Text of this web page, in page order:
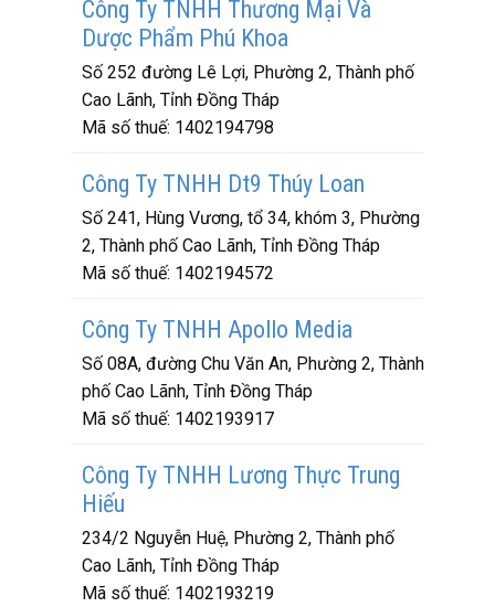
Công Ty TNHH Thương Mại Và
Dược Phẩm Phú Khoa
Số 252 đường Lê Lợi, Phường 2, Thành phố
Cao Lãnh, Tỉnh Đồng Tháp
Mã số thuế: 1402194798
Công Ty TNHH Dt9 Thúy Loan
Số 241, Hùng Vương, tổ 34, khóm 3, Phường
2, Thành phố Cao Lãnh, Tỉnh Đồng Tháp
Mã số thuế: 1402194572
Công Ty TNHH Apollo Media
Số 08A, đường Chu Văn An, Phường 2, Thành
phố Cao Lãnh, Tỉnh Đồng Tháp
Mã số thuế: 1402193917
Công Ty TNHH Lương Thực Trung
Hiếu
234/2 Nguyễn Huệ, Phường 2, Thành phố
Cao Lãnh, Tỉnh Đồng Tháp
Mã số thuế: 1402193219